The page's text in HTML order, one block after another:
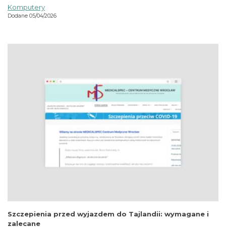
Komputery
Dodane 05/04/2026
Szczepienia przed wyjazdem do Tajlandii: wymagane i
zalecane